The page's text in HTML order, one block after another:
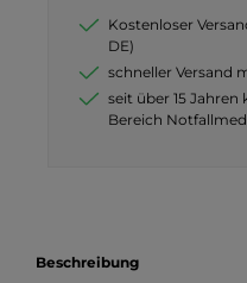
Kostenloser
DE)
schneller Versand
seit über 15
Bereich
Beschreibung